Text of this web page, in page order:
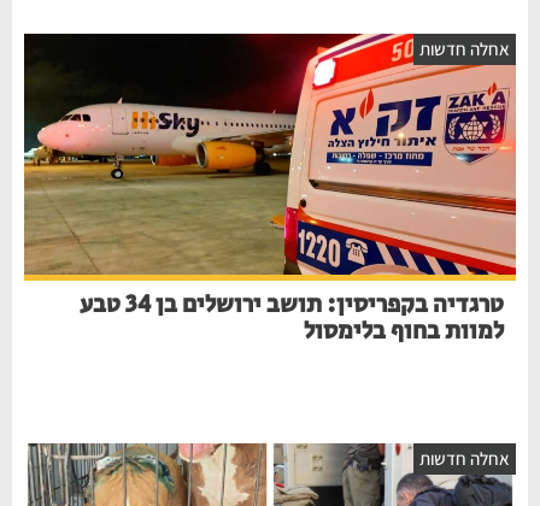
חדשות
טרגדיה בקפריסין: תושב ירושלים בן 34 טבע
למוות בחוף בלימסול
חדשות